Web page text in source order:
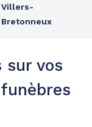
Villers-
Bretonneux
sur vos